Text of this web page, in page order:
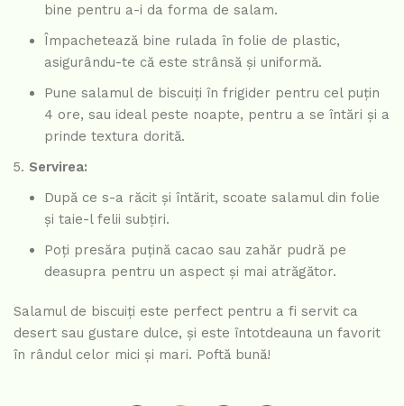
bine pentru a-i da forma de salam.
Împachetează bine rulada în folie de plastic,
asigurându-te că este strânsă și uniformă.
Pune salamul de biscuiți în frigider pentru cel puțin
4 ore, sau ideal peste noapte, pentru a se întări și a
prinde textura dorită.
Servirea:
După ce s-a răcit și întărit, scoate salamul din folie
și taie-l felii subțiri.
Poți presăra puțină cacao sau zahăr pudră pe
deasupra pentru un aspect și mai atrăgător.
Salamul de biscuiți este perfect pentru a fi servit ca
desert sau gustare dulce, și este întotdeauna un favorit
în rândul celor mici și mari. Poftă bună!